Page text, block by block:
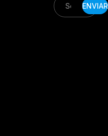
ENVIAR